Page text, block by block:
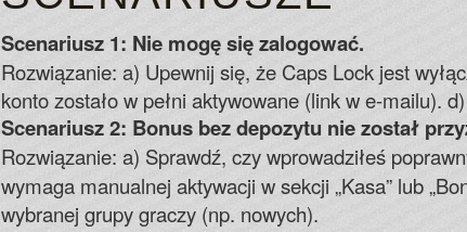
Scenariusz 1: Nie mogę się zalogować.
Rozwiązanie: a) Upewnij się, że Caps Lock jest
konto zostało w pełni aktywowane (link w e-mailu).
Scenariusz 2: Bonus bez depozytu nie został
Rozwiązanie: a) Sprawdź, czy wprowadziłeś
wymaga manualnej aktywacji w sekcji „Kasa” lub
wybranej grupy graczy (np. nowych).